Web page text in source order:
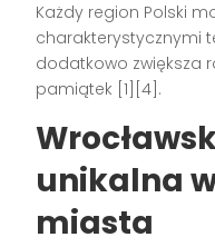
Każdy region Polski
charakterystycznymi
dodatkowo zwiększa
pamiątek [1][4].
unikalna
miasta